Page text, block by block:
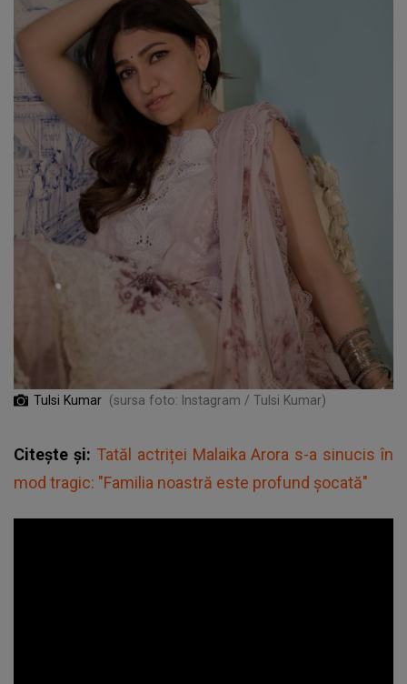
Tulsi Kumar (sursa foto: Instagram / Tulsi Kumar)
Citește și: Tatăl actriței Malaika Arora s-a sinucis în
mod tragic: "Familia noastră este profund șocată"